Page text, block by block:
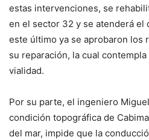
estas intervenciones, se
en el sector 32 y se atenderá el
este último ya se aprobaron los
su reparación, la cual
vialidad.
Por su parte, el ingeniero
condición topográfica de
del mar, impide que la